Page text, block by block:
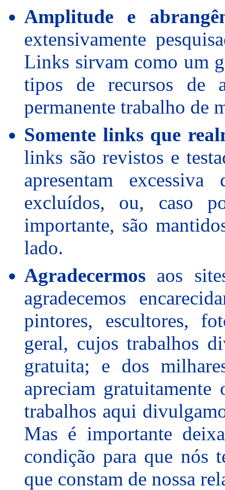
Amplitude e
extensivamente
Links sirvam como um
tipos de recursos de
permanente trabalho de
Somente links que
links são revistos e
apresentam
excluídos, ou, caso
importante, são
lado.
Agradecermos aos
agradecemos
pintores, escultores,
geral, cujos trabalhos
gratuita; e dos
apreciam
trabalhos aqui
Mas é importante
condição para que nós
que constam de nossa